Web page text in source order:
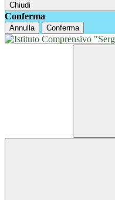
Chiudi
Conferma
Annulla Conferma